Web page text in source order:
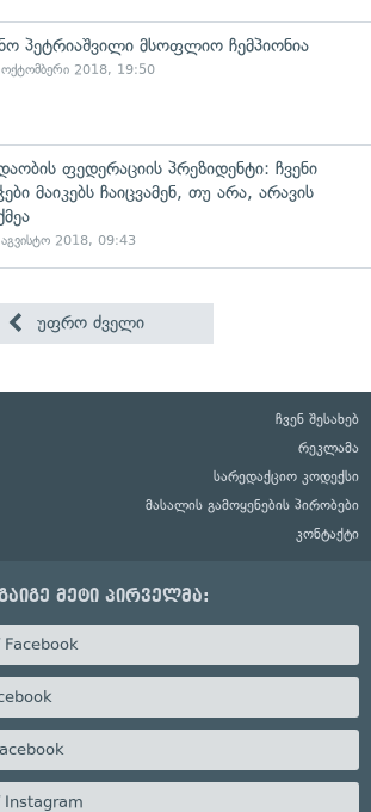
პეტრიაშვილი მსოფლიო ჩემპიონია
2018, 19:50
ფედერაციის პრეზიდენტი: ჩვენი
მაიკებს ჩაიცვამენ, თუ არა, არავის
2018, 09:43
უფრო ძველი
ჩვენ შესახებ
რეკლამა
სარედაქციო კოდექსი
მასალის გამოყენების პირობები
კონტაქტი
მეტი პირველმა:
Facebook
Instagram